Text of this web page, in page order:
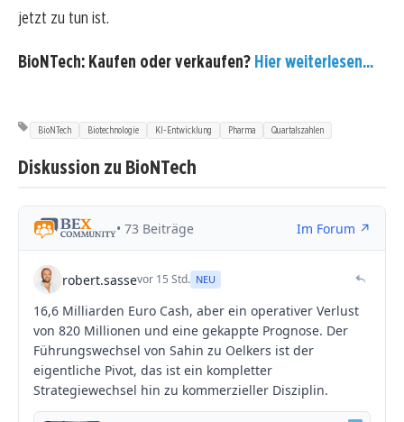
jetzt zu tun ist.
BioNTech: Kaufen oder verkaufen? Hier weiterlesen...
BioNTech Biotechnologie KI-Entwicklung Pharma Quartalszahlen
Diskussion zu BioNTech